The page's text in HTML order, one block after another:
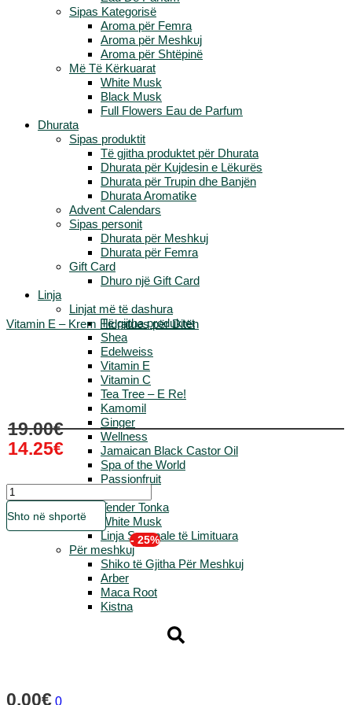
Sipas Kategorisë
Aroma për Femra
Aroma për Meshkuj
Aroma për Shtëpinë
Më Të Kërkuarat
White Musk
Black Musk
Full Flowers Eau de Parfum
Dhurata
Sipas produktit
Të gjitha produktet për Dhurata
Dhurata për Kujdesin e Lëkurës
Dhurata për Trupin dhe Banjën
Dhurata Aromatike
Advent Calendars
Sipas personit
Dhurata për Meshkuj
Dhurata për Femra
Gift Card
Dhuro një Gift Card
Linja
Linjat më të dashura
Të gjitha produktet
Shea
Edelweiss
Vitamin E
Vitamin C
Tea Tree – E Re!
Kamomil
Ginger
Wellness
Jamaican Black Castor Oil
Spa of the World
Passionfruit
Tender Tonka
White Musk
Linja Sezonale të Limituara
Për meshkuj
Shiko të Gjitha Për Meshkuj
Arber
Maca Root
Kistna
0.00€ 0
Vitamin E – Krem Hidratues për Ditën
19.00€
Çmimi
origjinal
qe:
14.25€
Çmimi
i
tanishëm
Sasia
Shto në shportë
Ky
produkt
ka
disa
variante.
Mundësitë
mund
të
- 25%